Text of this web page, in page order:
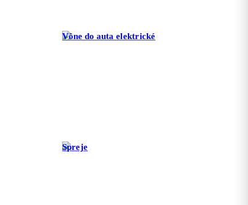
Vône do auta elektrické
Spreje